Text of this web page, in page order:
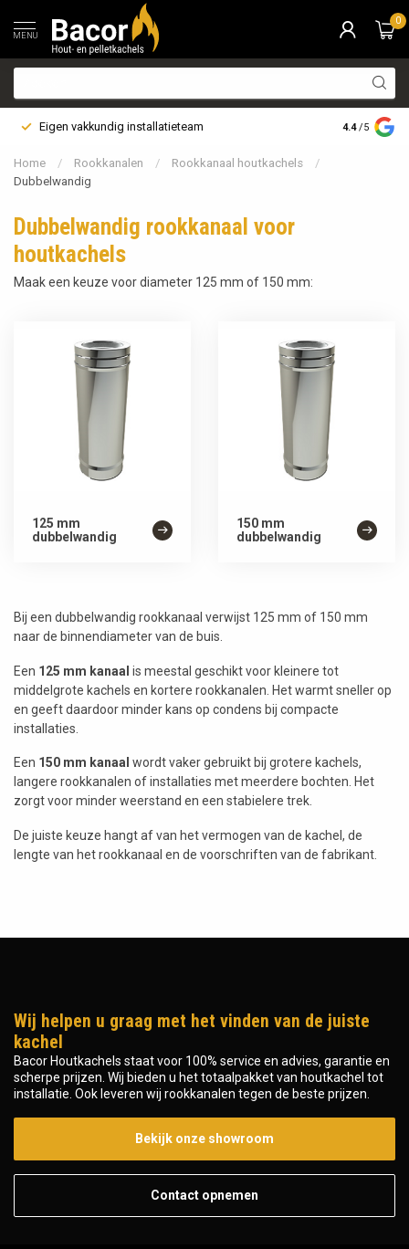
MENU
0
Eigen vakkundig installatieteam Bezorging
4.4 /5
Home / Rookkanalen / Rookkanaal houtkachels
/
Dubbelwandig
Dubbelwandig rookkanaal voor
houtkachels
Maak een keuze voor diameter 125 mm of 150 mm:
125 mm
dubbelwandig
150 mm
dubbelwandig
Bij een dubbelwandig rookkanaal verwijst 125 mm of 150 mm
naar de binnendiameter van de buis.
Een 125 mm kanaal is meestal geschikt voor kleinere tot
middelgrote kachels en kortere rookkanalen. Het warmt sneller op
en geeft daardoor minder kans op condens bij compacte
installaties.
Een 150 mm kanaal wordt vaker gebruikt bij grotere kachels,
langere rookkanalen of installaties met meerdere bochten. Het
zorgt voor minder weerstand en een stabielere trek.
De juiste keuze hangt af van het vermogen van de kachel, de
lengte van het rookkanaal en de voorschriften van de fabrikant.
Wij helpen u graag met het vinden van de juiste
kachel
Bacor Houtkachels staat voor 100% service en advies, garantie en
scherpe prijzen. Wij bieden u het totaalpakket van houtkachel tot
installatie. Ook leveren wij rookkanalen tegen de beste prijzen.
Bekijk onze showroom
Contact opnemen